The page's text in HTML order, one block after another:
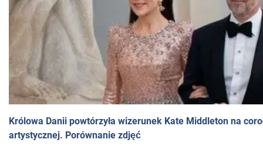
Królowa Danii powtórzyła wizerunek Kate Middleton na
artystycznej. Porównanie zdjęć